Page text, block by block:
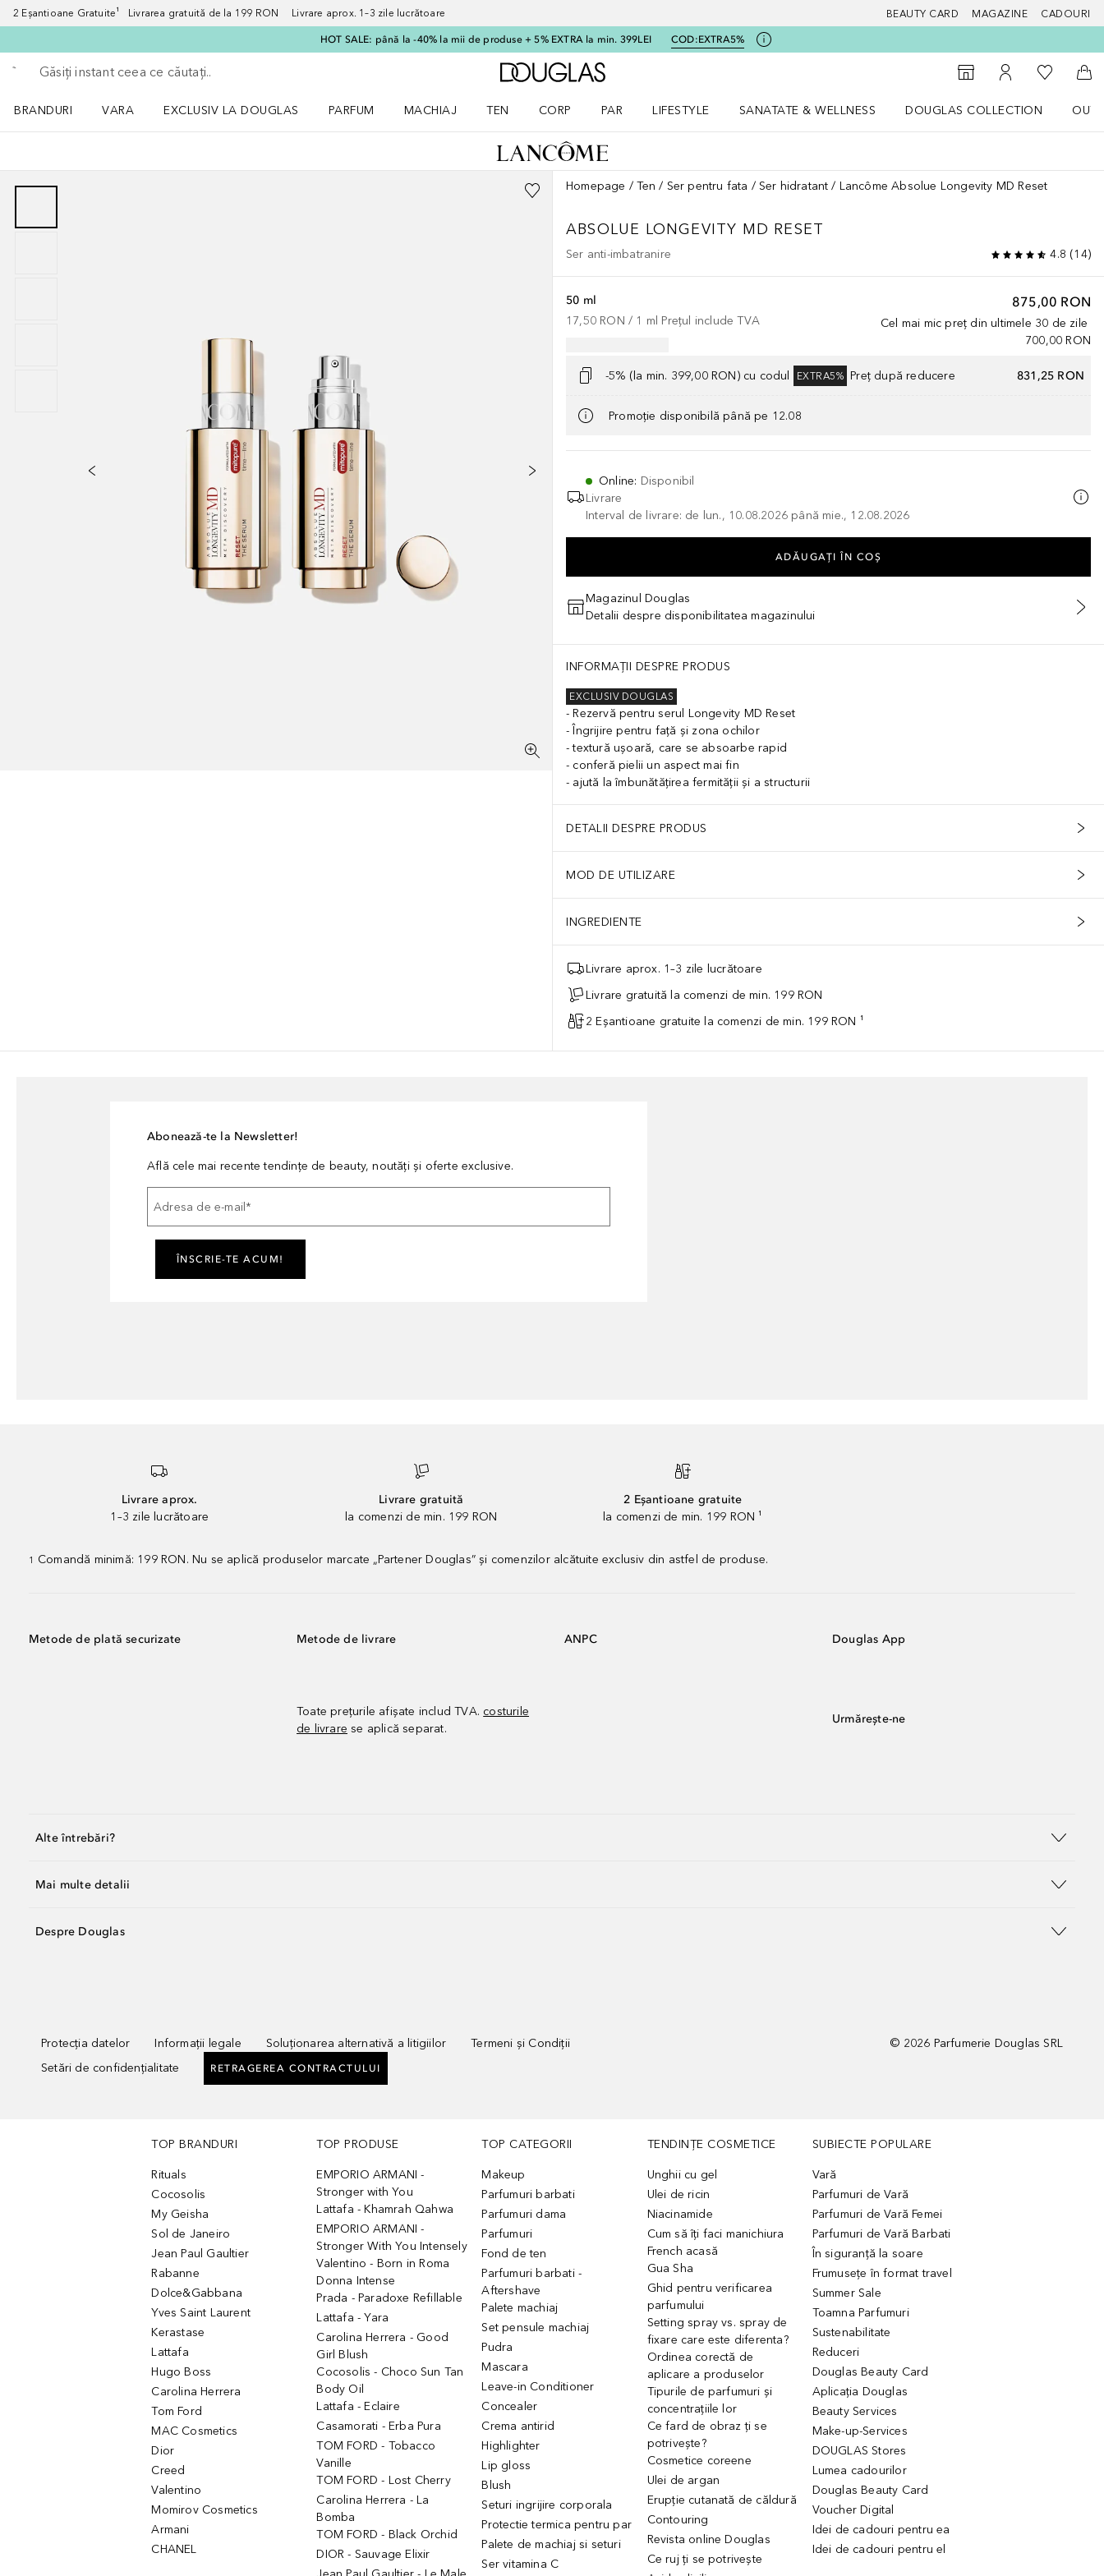
2 Eșantioane Gratuite¹ Livrarea gratuită de la 199 RON Livrare aprox. 1–3 zile lucrătoare BEAUTY CARD MAGAZINE CADOURI
HOT SALE: până la -40% la mii de produse + 5% EXTRA la min. 399LEI COD:EXTRA5%
Înapoi
Executați căutarea
Către pagina principală Douglas
Către Găsire magazin
Către Contul meu
Către
BRANDURI
VARA
EXCLUSIV LA DOUGLAS
PARFUM
MACHIAJ
TEN
CORP
PAR
LIFESTYLE
SANATATE & WELLNESS
DOUGLAS COLLECTION
Homepage Ten Ser pentru fata Ser hidratant Lancôme Absolue Longevity MD Reset
ABSOLUE LONGEVITY MD RESET
Ser anti-imbatranire 4.8 (14)
875,00 RON
Cel mai mic preț din ultimele 30 de zile
700,00 RON
50 ml
17,50 RON / 1 ml Prețul include TVA
-5% (la min. 399,00 RON) cu codul EXTRA5% Preț după reducere 831,25 RON
Promoție disponibilă până pe 12.08
Online: Disponibil
Livrare
Interval de livrare: de lun., 10.08.2026 până mie., 12.08.2026
ADĂUGAȚI ÎN COŞ
Magazinul Douglas
Detalii despre disponibilitatea magazinului
INFORMAȚII DESPRE PRODUS
EXCLUSIV DOUGLAS
Rezervă pentru serul Longevity MD Reset
Îngrijire pentru față și zona ochilor
textură ușoară, care se absoarbe rapid
conferă pielii un aspect mai fin
ajută la îmbunătățirea fermității și a structurii
DETALII DESPRE PRODUS
MOD DE UTILIZARE
INGREDIENTE
Livrare aprox. 1–3 zile lucrătoare
Livrare gratuită la comenzi de min. 199 RON
2 Eșantioane gratuite la comenzi de min. 199 RON ¹
Abonează-te la Newsletter!
Află cele mai recente tendințe de beauty, noutăți și oferte exclusive.
Adresa de e-mail *
ÎNSCRIE-TE ACUM!
Livrare aprox.
1–3 zile lucrătoare
Livrare gratuită
la comenzi de min. 199 RON
2 Eșantioane gratuite
la comenzi de min. 199 RON ¹
1 Comandă minimă: 199 RON. Nu se aplică produselor marcate „Partener Douglas” și comenzilor alcătuite exclusiv din astfel de produse.
Metode de plată securizate Metode de livrare
Toate prețurile afișate includ TVA. costurile
de livrare se aplică separat.
ANPC Douglas App
Urmărește-ne
Alte întrebări?
Mai multe detalii
Despre Douglas
Protecția datelor Informații legale Soluționarea alternativă a litigiilor
Termeni și Condiții
Setări de confidențialitate
RETRAGEREA CONTRACTULUI
© 2026 Parfumerie Douglas SRL
TOP BRANDURI
Rituals
Cocosolis
My Geisha
Sol de Janeiro
Jean Paul Gaultier
Rabanne
Dolce&Gabbana
Yves Saint Laurent
Kerastase
Lattafa
Hugo Boss
Carolina Herrera
Tom Ford
MAC Cosmetics
Dior
Creed
Valentino
Momirov Cosmetics
Armani
CHANEL
TOP PRODUSE
EMPORIO ARMANI -
Stronger with You
Lattafa - Khamrah Qahwa
EMPORIO ARMANI -
Stronger With You Intensely
Valentino - Born in Roma
Donna Intense
Prada - Paradoxe Refillable
Lattafa - Yara
Carolina Herrera - Good
Girl Blush
Cocosolis - Choco Sun Tan
Body Oil
Lattafa - Eclaire
Casamorati - Erba Pura
TOM FORD - Tobacco
Vanille
TOM FORD - Lost Cherry
Carolina Herrera - La
Bomba
TOM FORD - Black Orchid
DIOR - Sauvage Elixir
TOP CATEGORII
Makeup
Parfumuri barbati
Parfumuri dama
Parfumuri
Fond de ten
Parfumuri barbati -
Aftershave
Palete machiaj
Set pensule machiaj
Pudra
Mascara
Leave-in Conditioner
Concealer
Crema antirid
Highlighter
Lip gloss
Blush
Seturi ingrijire corporala
Protectie termica pentru par
Palete de machiaj si seturi
Ser vitamina C
TENDINȚE COSMETICE
Unghii cu gel
Ulei de ricin
Niacinamide
Cum să îți faci manichiura
French acasă
Gua Sha
Ghid pentru verificarea
parfumului
Setting spray vs. spray de
fixare care este diferenta?
Ordinea corectă de
aplicare a produselor
Tipurile de parfumuri și
concentrațiile lor
Ce fard de obraz ți se
potrivește?
Cosmetice coreene
Ulei de argan
Erupție cutanată de căldură
Contouring
Revista online Douglas
Ce ruj ți se potrivește
SUBIECTE POPULARE
Vară
Parfumuri de Vară
Parfumuri de Vară Femei
Parfumuri de Vară Barbati
În siguranță la soare
Frumusețe în format travel
Summer Sale
Toamna Parfumuri
Sustenabilitate
Reduceri
Douglas Beauty Card
Aplicația Douglas
Beauty Services
Make-up-Services
DOUGLAS Stores
Lumea cadourilor
Douglas Beauty Card
Voucher Digital
Idei de cadouri pentru ea
Idei de cadouri pentru el